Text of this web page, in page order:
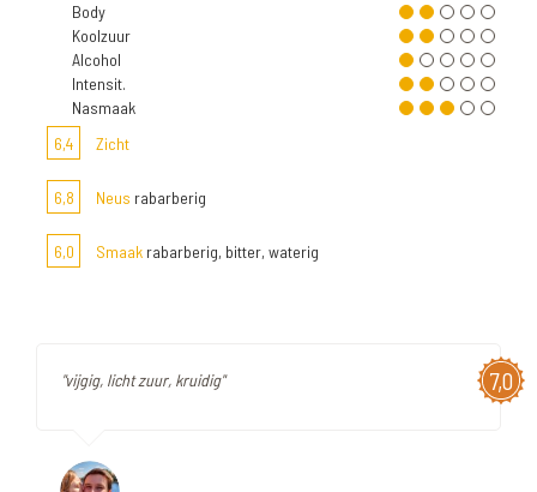
Body
Koolzuur
Alcohol
Intensit.
Nasmaak
6,4
Zicht
6,8 Neus rabarberig
6,0 Smaak rabarberig, bitter, waterig
7,0
"vijgig, licht zuur, kruidig"